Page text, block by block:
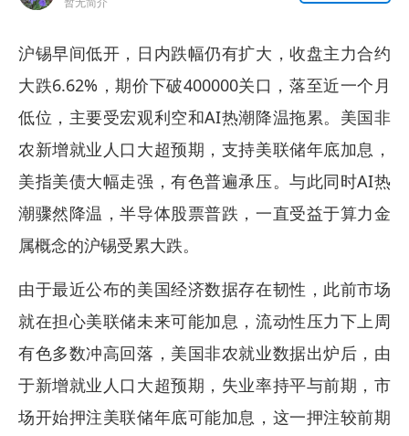
沪锡早间低开，日内跌幅仍有扩大，收盘主力合约
大跌6.62%，期价下破400000关口，落至近一个月
低位，主要受宏观利空和AI热潮降温拖累。美国非
农新增就业人口大超预期，支持美联储年底加息，
美指美债大幅走强，有色普遍承压。与此同时AI热
潮骤然降温，半导体股票普跌，一直受益于算力金
属概念的沪锡受累大跌。
由于最近公布的美国经济数据存在韧性，此前市场
就在担心美联储未来可能加息，流动性压力下上周
有色多数冲高回落，美国非农就业数据出炉后，由
于新增就业人口大超预期，失业率持平与前期，市
场开始押注美联储年底可能加息，这一押注较前期